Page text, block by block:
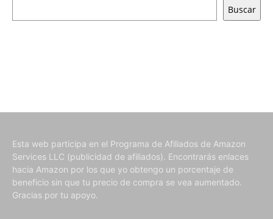
Buscar
Esta web participa en el Programa de Afiliados de Amazon
Services LLC (publicidad de afiliados). Encontrarás enlaces
hacia Amazon por los que yo obtengo un porcentaje de
beneficio sin que tu precio de compra se vea aumentado.
Gracias por tu apoyo.